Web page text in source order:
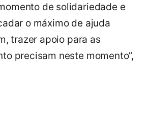
de solidariedade e
o máximo de ajuda
trazer apoio para as
precisam neste momento”,